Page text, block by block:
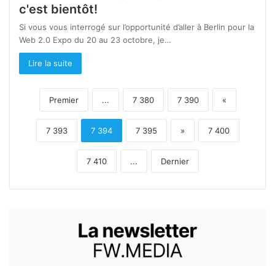
c'est bientôt!
Si vous vous interrogé sur l’opportunité d’aller à Berlin pour la
Web 2.0 Expo du 20 au 23 octobre, je…
Lire la suite
Premier ... 7 380 7 390 «
7 393 7 394 7 395 » 7 400
7 410 ... Dernier